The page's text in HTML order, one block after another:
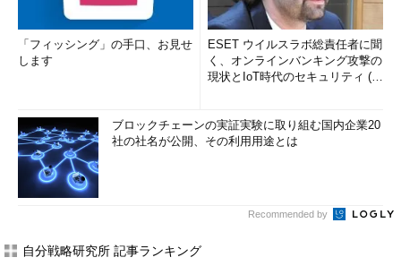
「フィッシング」の手口、お見せ
します
ESET ウイルスラボ総責任者に聞
く、オンラインバンキング攻撃の
現状とIoT時代のセキュリティ (1/
ブロックチェーンの実証実験に取り組む国内企業20
社の社名が公開、その利用用途とは
Recommended by
自分戦略研究所 記事ランキング